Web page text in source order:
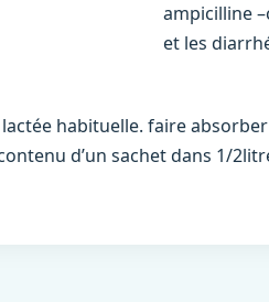
ampicilline
et les
habituelle. faire
d’un sachet dans 1/